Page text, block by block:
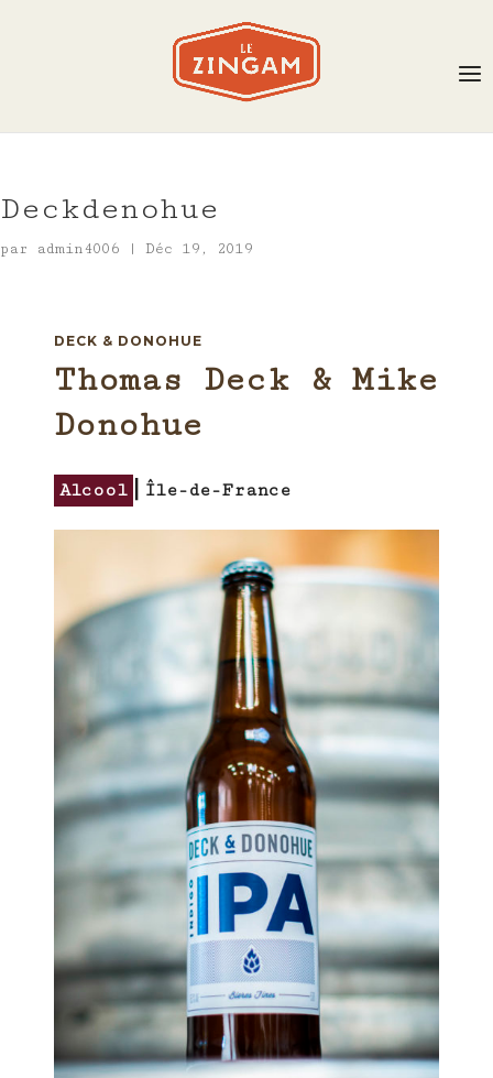
Deckdenohue
par admin4006 | Déc 19, 2019
DECK & DONOHUE
Thomas Deck & Mike
Donohue
Alcool ⎢­Île-de-France